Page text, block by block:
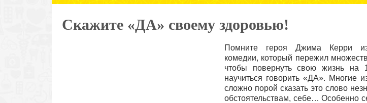
Скажите «ДА» своему здоровью!
Помните героя Джима Керри из
комедии, который пережил
чтобы повернуть свою жизнь на
научиться говорить «ДА». Многие
сложно порой сказать это слово
обстоятельствам, себе… Особенно